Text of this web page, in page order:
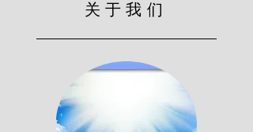
关于我们